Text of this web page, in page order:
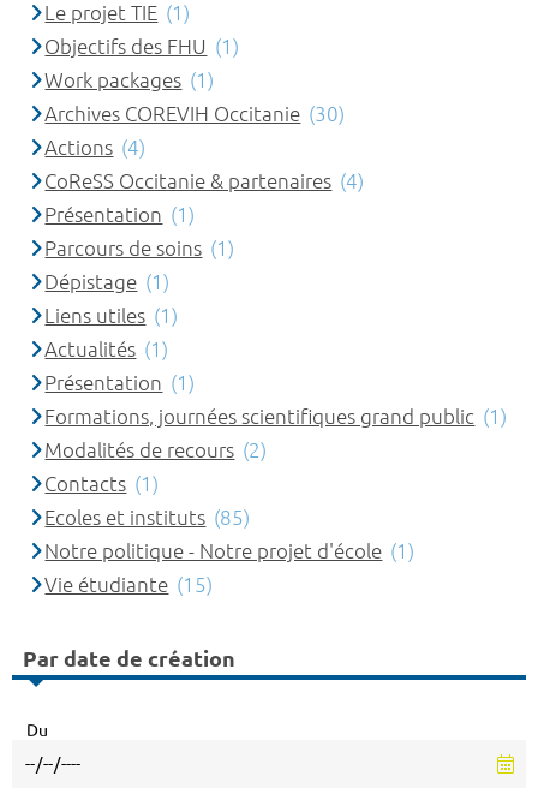
Le projet TIE (1)
Objectifs des FHU (1)
Work packages (1)
Archives COREVIH Occitanie (30)
Actions (4)
CoReSS Occitanie & partenaires (4)
Présentation (1)
Parcours de soins (1)
Dépistage (1)
Liens utiles (1)
Actualités (1)
Présentation (1)
Formations, journées scientifiques grand public (1)
Modalités de recours (2)
Contacts (1)
Ecoles et instituts (85)
Notre politique - Notre projet d'école (1)
Vie étudiante (15)
Par date de création
Du